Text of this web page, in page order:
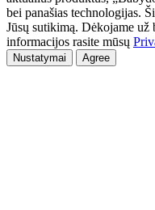
bei panašias technologijas.
Jūsų sutikimą. Dėkojame už
informacijos rasite mūsų
Nustatymai Agree